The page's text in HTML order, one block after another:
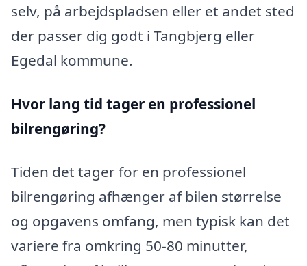
selv, på arbejdspladsen eller et andet sted
der passer dig godt i Tangbjerg eller
Egedal kommune.
Hvor lang tid tager en professionel
bilrengøring?
Tiden det tager for en professionel
bilrengøring afhænger af bilen størrelse
og opgavens omfang, men typisk kan det
variere fra omkring 50-80 minutter,